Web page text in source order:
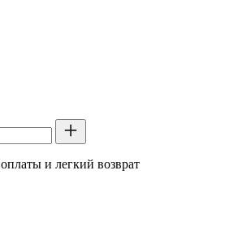
и легкий возврат